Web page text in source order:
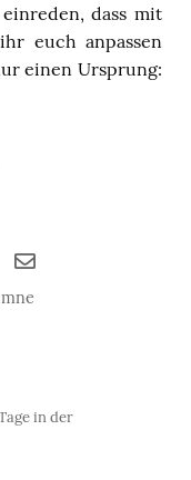
dass mit
euch anpassen
einen Ursprung:
in der